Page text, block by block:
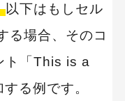
以下はもしセル
る場合、そのコ
ト「This is a
る例です。